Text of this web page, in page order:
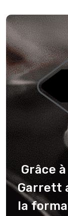
Grâce
Garrett
la